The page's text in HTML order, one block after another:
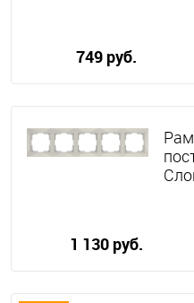
749 руб.
1 130 руб.